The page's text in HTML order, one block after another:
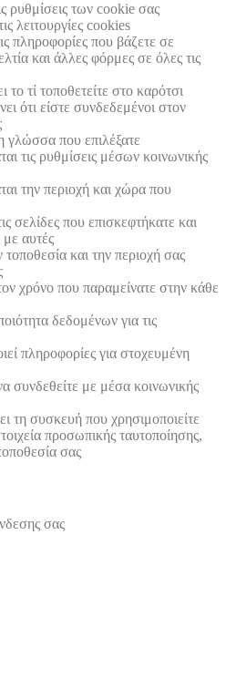
ρυθμίσεις των cookie σας
λειτουργίες cookies
πληροφορίες που βάζετε σε
και άλλες φόρμες σε όλες τις
τί τοποθετείτε στο καρότσι
ότι είστε συνδεδεμένοι στον
γλώσσα που επιλέξατε
τις ρυθμίσεις μέσων κοινωνικής
την περιοχή και χώρα που
σελίδες που επισκεφτήκατε και
αυτές
και την περιοχή σας
χρόνο που παραμείνατε στην κάθε
δεδομένων για τις
πληροφορίες για στοχευμένη
συνδεθείτε με μέσα κοινωνικής
τη συσκευή που χρησιμοποιείτε
προσωπικής ταυτοποίησης,
σας
σας